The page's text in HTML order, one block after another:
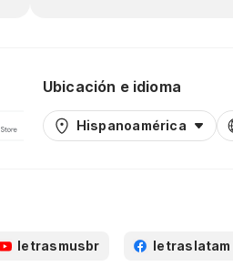
Ubicación e idioma
Hispanoamérica
letrasmusbr letraslatam